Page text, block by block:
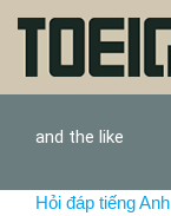
and the like
Hỏi đáp tiếng Anh